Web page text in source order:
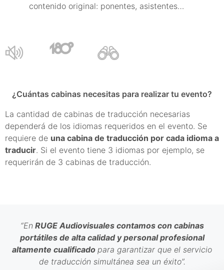
contenido original: ponentes, asistentes…
¿Cuántas cabinas necesitas para realizar tu evento?
La cantidad de cabinas de traducción necesarias
dependerá de los idiomas requeridos en el evento. Se
requiere de una cabina de traducción por cada idioma a
traducir. Si el evento tiene 3 idiomas por ejemplo, se
requerirán de 3 cabinas de traducción.
“EnRUGE Audiovisuales contamos con cabinas
portátiles de alta calidad y personal profesional
altamente cualificado para garantizar que el servicio
de traducción simultánea sea un éxito”.